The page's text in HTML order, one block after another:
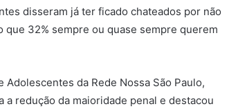
disseram já ter ficado chateados por não
32% sempre ou quase sempre querem
da Rede Nossa São Paulo,
redução da maioridade penal e destacou